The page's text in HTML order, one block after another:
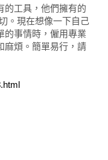
的工具，他們擁有的
。現在想像一下自己
的事情時，僱用專業
麻煩。簡單易行，請